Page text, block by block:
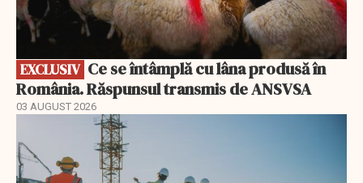
EXCLUSIV
România. Răspunsul transmis de ANSVSA
03 AUGUST 2026